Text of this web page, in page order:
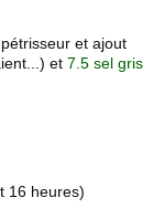
et ajout
et 7.5 sel gris
16 heures)